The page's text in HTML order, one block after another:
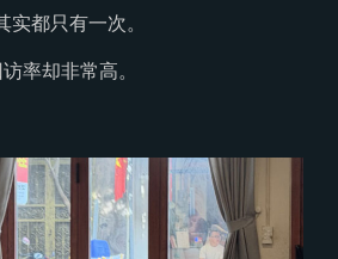
都只有一次。
率却非常高。